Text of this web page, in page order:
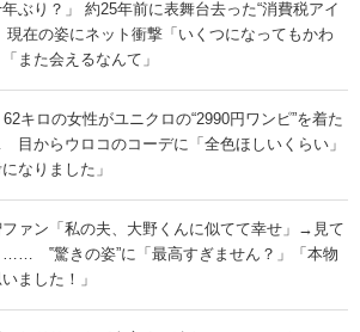
年ぶり？」 約25年前に表舞台去った“消費税アイ
現在の姿にネット衝撃「いくつになってもかわ
また会えるなんて」
キロの女性がユニクロの“2990円ワンピ”を着た
からウロコのコーデに「全色ほしいくらい」
になりました」
ファン「私の夫、大野くんに似てて幸せ」→見て
…… ‟驚きの姿”に「最高すぎません？」「本物
ました！」